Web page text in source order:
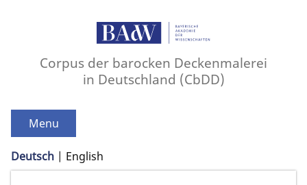
Corpus der barocken Deckenmalerei
in Deutschland (CbDD)
Menu
Deutsch English